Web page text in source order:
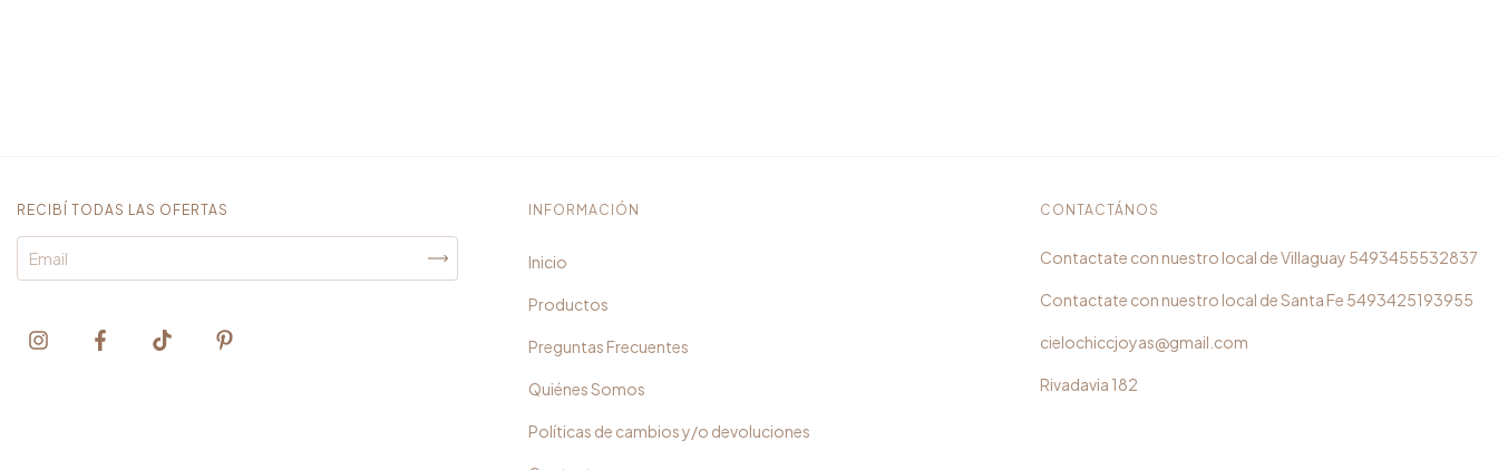
RECIBÍ TODAS LAS OFERTAS INFORMACIÓN
Inicio
Productos
Preguntas Frecuentes
Quiénes Somos
Políticas de cambios y/o devoluciones
CONTACTÁNOS
5493455532837
5493425193955
cielochiccjoyas@gmail.com
Rivadavia 182